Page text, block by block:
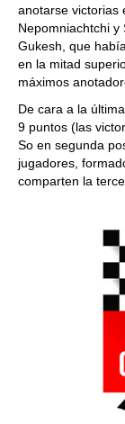
anotarse victorias
Nepomniachtchi y
Gukesh, que
en la mitad
máximos
De cara a la
9 puntos (las
So en segunda
jugadores,
comparten la